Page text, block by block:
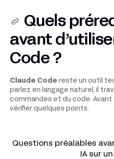
Quels
avant
Code ?
Claude Code reste un outil
parlez en langage naturel, il
commandes et du code.
vérifier quelques points.
Questions préalables
IA sur